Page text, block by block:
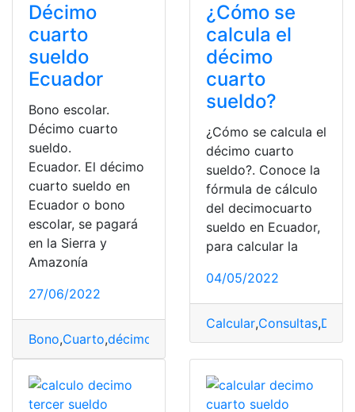
Décimo
cuarto
sueldo
Ecuador
Bono escolar.
Décimo cuarto
sueldo.
Ecuador. El décimo
cuarto sueldo en
Ecuador o bono
escolar, se pagará
en la Sierra y
Amazonía
27/06/2022
Bono,Cuarto,décimo escolar,sueldo
¿Cómo se
calcula el
décimo
cuarto
sueldo?
¿Cómo se calcula el
décimo cuarto
sueldo?. Conoce la
fórmula de cálculo
del decimocuarto
sueldo en Ecuador,
para calcular la
04/05/2022
Calcular,Consultas,